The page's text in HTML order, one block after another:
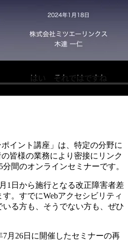
ポイント講座」は、特定の分野に
皆様の業務により密接にリンク
間のオンラインセミナーです。
1日から施行となる改正障害者差
。すでにWebアクセシビリティ
る方も、そうでない方も、ぜひ
7月26日に開催したセミナーの再